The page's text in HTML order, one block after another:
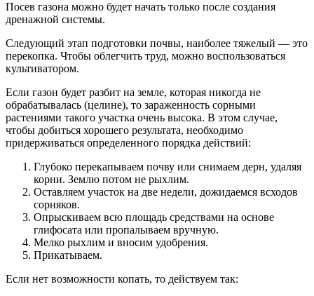
Посев газона можно будет начать только после создания
дренажной системы.
Следующий этап подготовки почвы, наиболее тяжелый — это
перекопка. Чтобы облегчить труд, можно воспользоваться
культиватором.
Если газон будет разбит на земле, которая никогда не
обрабатывалась (целине), то зараженность сорными
растениями такого участка очень высока. В этом случае,
чтобы добиться хорошего результата, необходимо
придерживаться определенного порядка действий:
Глубоко перекапываем почву или снимаем дерн, удаляя
корни. Землю потом не рыхлим.
Оставляем участок на две недели, дожидаемся всходов
сорняков.
Опрыскиваем всю площадь средствами на основе
глифосата или пропалываем вручную.
Мелко рыхлим и вносим удобрения.
Прикатываем.
Если нет возможности копать, то действуем так: